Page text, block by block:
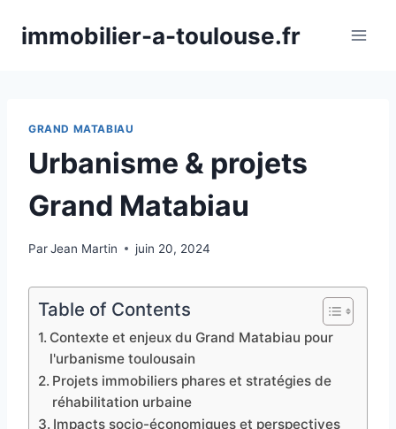
immobilier-a-toulouse.fr
GRAND MATABIAU
Urbanisme & projets
Grand Matabiau
ParJean Martin juin 20, 2024
Table of Contents
Contexte et enjeux du Grand Matabiau pour
l'urbanisme toulousain
Projets immobiliers phares et stratégies de
réhabilitation urbaine
Impacts socio-économiques et perspectives